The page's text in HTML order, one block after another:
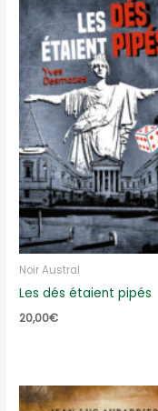
Noir Austral
Les dés étaient pipés
20,00€